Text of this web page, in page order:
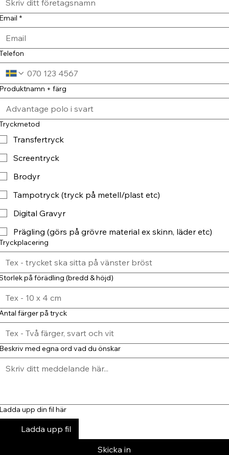
*
+ färg
Transfertryck
Screentryck
Brodyr
Tampotryck (tryck på metell/plast etc)
Digital Gravyr
Prägling (görs på grövre material ex skinn, läder etc)
på förädling (bredd & höjd)
färger på tryck
med egna ord vad du önskar
upp din fil här
Ladda upp fil
Skicka in